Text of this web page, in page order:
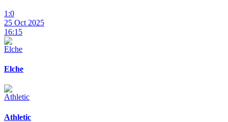
1:0
25 Oct 2025
16:15
Elche
Athletic